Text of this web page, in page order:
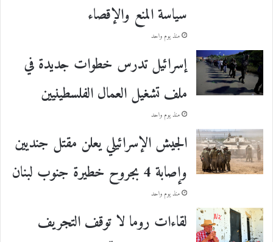
سياسة المنع والإقصاء
منذ يوم واحد
إسرائيل تدرس خطوات جديدة في
ملف تشغيل العمال الفلسطينيين
منذ يوم واحد
الجيش الإسرائيلي يعلن مقتل جنديين
وإصابة 4 بجروح خطيرة جنوب لبنان
منذ يوم واحد
لقاءات روما لا توقف التجريف